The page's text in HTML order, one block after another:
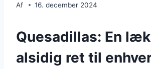
Af 16. december 2024
Quesadillas: En
alsidig ret til